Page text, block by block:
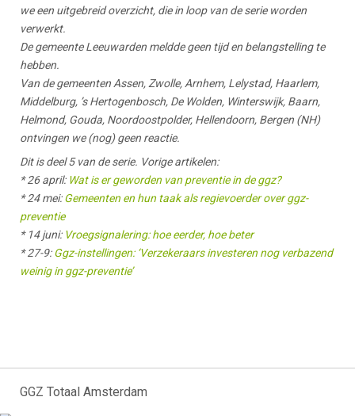
we een uitgebreid overzicht, die in loop van de serie worden
verwerkt.
De gemeente Leeuwarden meldde geen tijd en belangstelling te
hebben.
Van de gemeenten Assen, Zwolle, Arnhem, Lelystad, Haarlem,
Middelburg, ’s Hertogenbosch, De Wolden, Winterswijk, Baarn,
Helmond, Gouda, Noordoostpolder, Hellendoorn, Bergen (NH)
ontvingen we (nog) geen reactie.
Dit is deel 5 van de serie. Vorige artikelen:
* 26 april: Wat is er geworden van preventie in de ggz?
* 24 mei:Gemeenten en hun taak als regievoerder over ggz-
preventie
* 14 juni: Vroegsignalering: hoe eerder, hoe beter
* 27-9:Ggz-instellingen: ‘Verzekeraars investeren nog verbazend
weinig in ggz-preventie’
GGZ Totaal Amsterdam